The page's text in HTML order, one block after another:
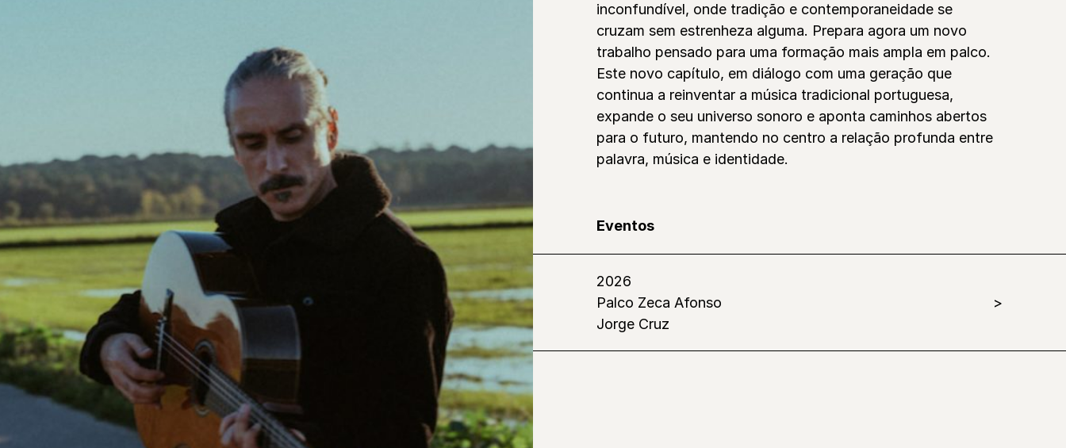
inconfundível, onde tradição e contemporaneidade se
cruzam sem estrenheza alguma. Prepara agora um novo
trabalho pensado para uma formação mais ampla em palco.
Este novo capítulo, em diálogo com uma geração que
continua a reinventar a música tradicional portuguesa,
expande o seu universo sonoro e aponta caminhos abertos
para o futuro, mantendo no centro a relação profunda entre
palavra, música e identidade.
Eventos
2026
Palco Zeca Afonso
Jorge Cruz